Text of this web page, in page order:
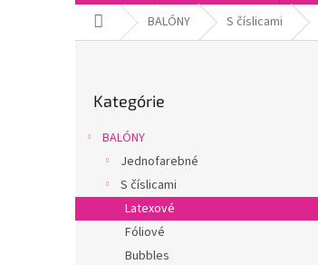
DomovBALÓNY S číslicami
kategórie
Kategórie
BALÓNY
Jednofarebné
S číslicami
Latexové
Fóliové
Bubbles